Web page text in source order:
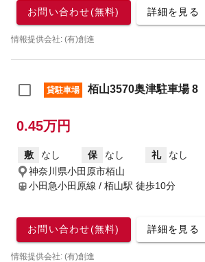
お問い合わせ(無料) 詳細を見る
情報提供会社: (有)創進
貸駐車場 栢山3570奥津駐車場 8
0.45万円
敷 なし 保 なし 礼
なし
神奈川県小田原市栢山
小田急小田原線 / 栢山駅 徒歩10分
お問い合わせ(無料) 詳細を見る
情報提供会社: (有)創進